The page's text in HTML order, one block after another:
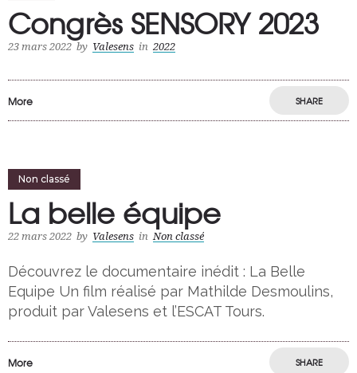
Congrès SENSORY 2023
23 mars 2022 by Valesens in 2022
More SHARE
Non classé
La belle équipe
22 mars 2022 by Valesens in Non classé
Découvrez le documentaire inédit : La Belle
Equipe Un film réalisé par Mathilde Desmoulins,
produit par Valesens et l’ESCAT Tours.
More SHARE